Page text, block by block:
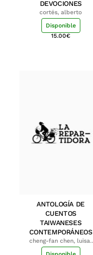
DEVOCIONES
cortés, alberto
Disponible
15.00€
ANTOLOGÍA DE
CUENTOS
TAIWANESES
CONTEMPORÁNEOS
cheng-fan chen, luisa;
shu-ying chang, luisa